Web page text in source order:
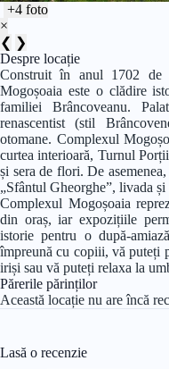
+4 foto
×
❮ ❯
Despre locație
Construit în anul 1702 de
Mogoșoaia este o clădire
familiei Brâncoveanu.
renascentist (stil
otomane. Complexul
curtea interioară, Turnul
și sera de flori. De
„Sfântul Gheorghe”, livada
Complexul Mogoșoaia
din oraș, iar expozițiile
istorie pentru o după-
împreună cu copiii, vă puteți
iriși sau vă puteți relaxa la
Părerile părinților
Această locație nu are încă
Lasă o recenzie